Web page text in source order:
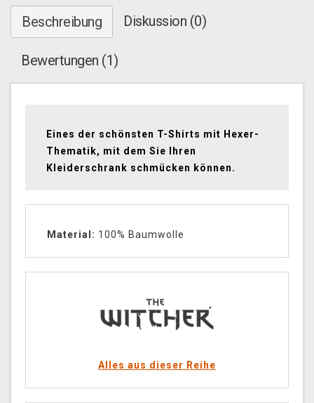
Beschreibung Diskussion (0)
Bewertungen (1)
Eines der schönsten T-Shirts mit Hexer-
Thematik, mit dem Sie Ihren
Kleiderschrank schmücken können.
Material: 100% Baumwolle
Alles aus dieser Reihe